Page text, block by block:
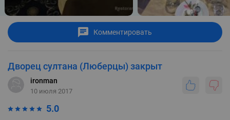
Комментировать
Дворец султана (Люберцы) закрыт
ironman
10 июля 2017
5.0